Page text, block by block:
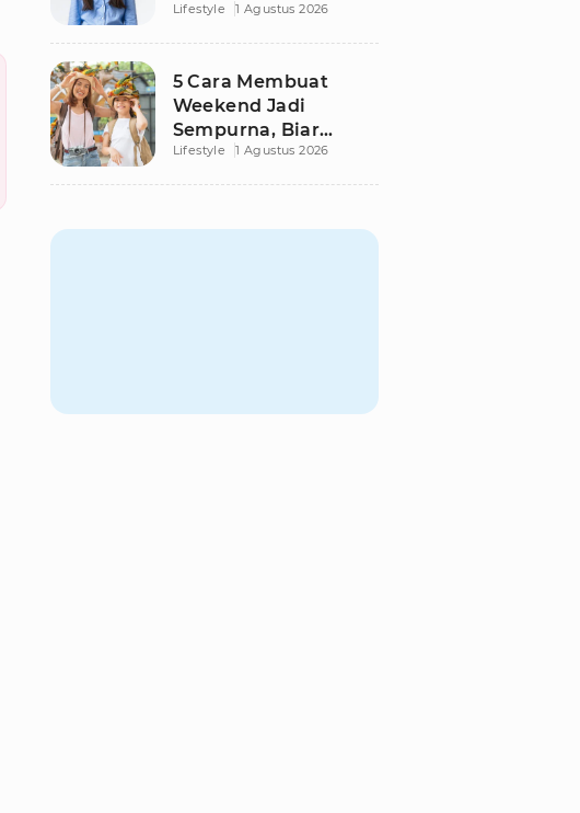
Mengatasinya agar
Lifestyle 1 Agustus 2026
5 Cara Membuat
Weekend Jadi
Sempurna, Biar
Pikiran Fresh dan
Lifestyle 1 Agustus 2026